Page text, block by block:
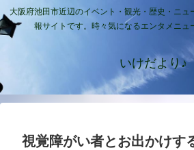
大阪府池田市近辺のイベント・観光・歴史・ニュ
報サイトです。時々気になるエンタメニュ
いけだより♪
視覚障がい者とお出かけす